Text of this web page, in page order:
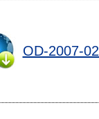
OD-2007-